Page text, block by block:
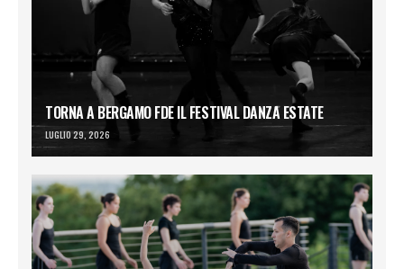
TORNA A BERGAMO FDE IL FESTIVAL DANZA ESTATE
LUGLIO 29, 2026